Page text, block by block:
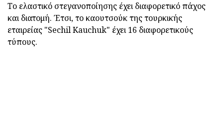
Το ελαστικό στεγανοποίησης έχει διαφορετικό πάχος
και διατομή. Έτσι, το καουτσούκ της τουρκικής
εταιρείας "Sechil Kauchuk" έχει 16 διαφορετικούς
τύπους.